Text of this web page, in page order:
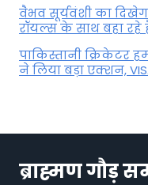
वैभव सूर्यवंशी का
रॉयल्स के साथ बहा रहे
पाकिस्तानी क्रिकेटर
ने ल‍िया बड़ा एक्शन,
ब्राह्मण गौड़